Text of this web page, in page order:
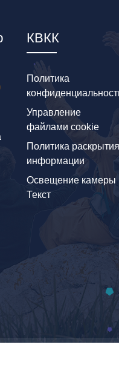
КВКК
Политика
Управление
файлами cookie
Политика раскрытия
информации
Освещение камеры
Текст